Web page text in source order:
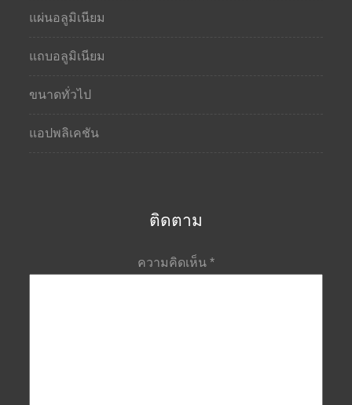
แผ่นอลูมิเนียม
แถบอลูมิเนียม
ขนาดทั่วไป
แอปพลิเคชัน
ติดตาม
ความคิดเห็น *